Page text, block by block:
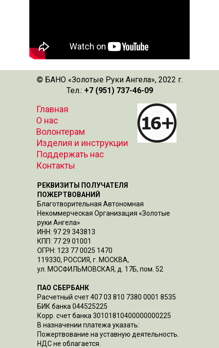
© БАНО «Золотые Руки Ангела», 2022 г.
Тел.: +7 (951) 737-46-09
РЕКВИЗИТЫ ПОЛУЧАТЕЛЯ
ПОЖЕРТВОВАНИЙ
Благотворительная Автономная
Некоммерческая Организация «Золотые
руки Ангела»
ИНН: 97 29 343813
КПП: 77 29 01001
ОГРН: 123 77 0025 1470
119330, РОССИЯ, г. МОСКВА,
ул. МОСФИЛЬМОВСКАЯ, д. 17Б, пом. 52
ПАО СБЕРБАНК
Расчетный счет 407 03 810 7380 0001 8535
БИК банка 044525225
Корр. счет банка 30101810400000000225
В назначении платежа указать:
Пожертвование на уставную деятельность.
НДС не облагается.
Главная
О нас
Волонтерам
Изделия и инструкции
Поддержать нас
Контакты